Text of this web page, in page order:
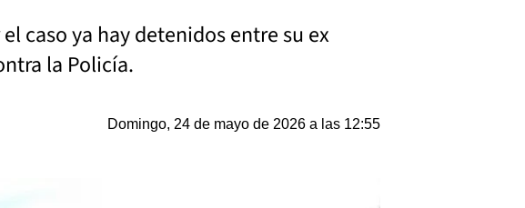
caso ya hay detenidos entre su ex
la Policía.
Domingo, 24 de mayo de 2026 a las 12:55